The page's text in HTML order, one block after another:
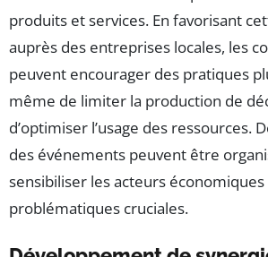
produits et services. En favorisant
auprès des entreprises locales, les
peuvent encourager des pratiques
même de limiter la production de
d’optimiser l’usage des ressources.
des événements peuvent être
sensibiliser les acteurs économiques
problématiques cruciales.